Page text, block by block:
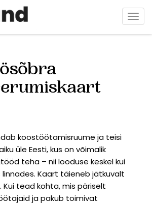
koostöötamisruume ja teisi
üle Eesti, kus on võimalik
teha – nii looduse keskel kui
Kaart täieneb jätkuvalt
Kui tead kohta, mis päriselt
ja pakub toimivat